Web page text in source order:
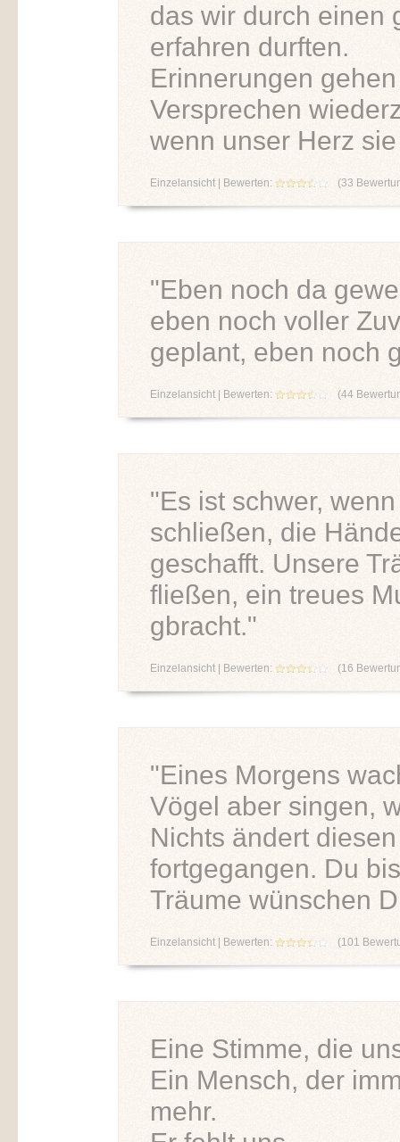
das wir durch einen
erfahren durften.
Erinnerungen
Versprechen
wenn unser Herz
Einzelansicht| Bewerten: (33
"Eben noch da
eben noch voller
geplant, eben noch
Einzelansicht| Bewerten: (44
"Es ist schwer,
schließen, die
geschafft. Unsere
fließen, ein treues
gbracht."
Einzelansicht | Bewerten: (16
"Eines Morgens
Vögel aber singen,
Nichts ändert
fortgegangen. Du
Träume wünschen
Einzelansicht | Bewerten: (101
Eine Stimme, die
Ein Mensch, der
mehr.